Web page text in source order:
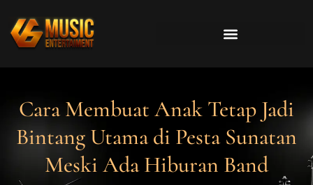
Cara Membuat Anak Tetap Jadi
Bintang Utama di Pesta Sunatan
Meski Ada Hiburan Band